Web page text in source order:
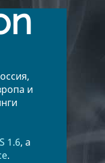
и
1.6, а
.